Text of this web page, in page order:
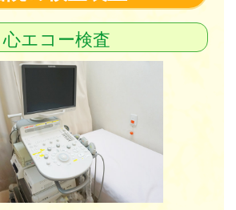
心エコー検査